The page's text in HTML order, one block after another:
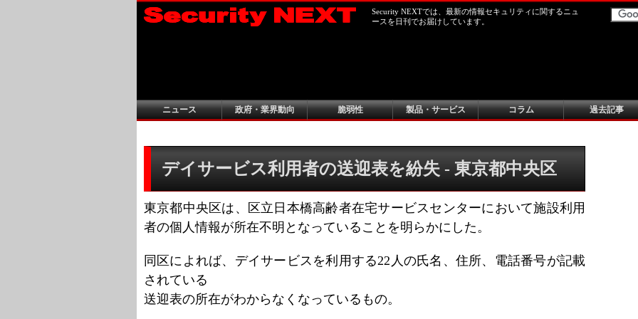
Security NEXTでは、最新の情報セキュリティに関するニュ
ースを日刊でお届けしています。
ニュース 政府・業界動向 脆弱性 製品・サービス コラム 過去記事
デイサービス利用者の送迎表を紛失 - 東京都中央区
東京都中央区は、区立日本橋高齢者在宅サービスセンターにおいて施設利用
者の個人情報が所在不明となっていることを明らかにした。
同区によれば、デイサービスを利用する22人の氏名、住所、電話番号が記載
されている
送迎表の所在がわからなくなっているもの。